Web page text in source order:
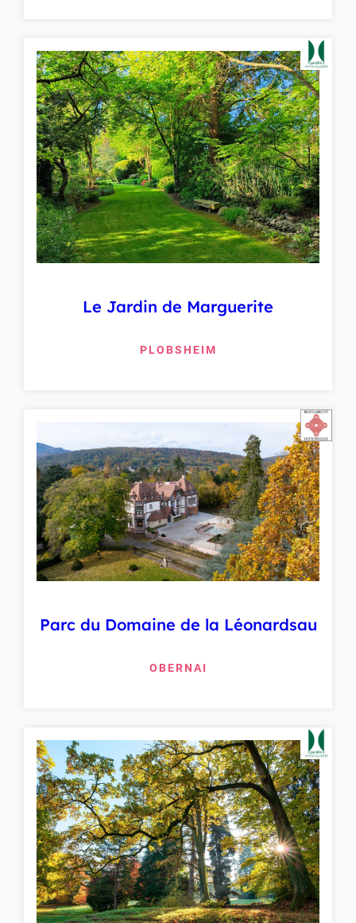
Le Jardin de Marguerite
PLOBSHEIM
Parc du Domaine de la Léonardsau
OBERNAI